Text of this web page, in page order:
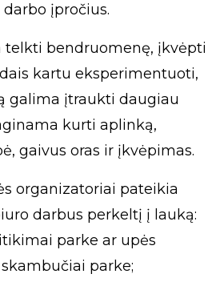
įpročius.
telkti bendruomenę, įkvėpti
kartu eksperimentuoti,
galima įtraukti daugiau
kurti aplinką,
gaivus oras ir įkvėpimas.
organizatoriai pateikia
darbus perkeltį į lauką:
parke ar upės
parke;